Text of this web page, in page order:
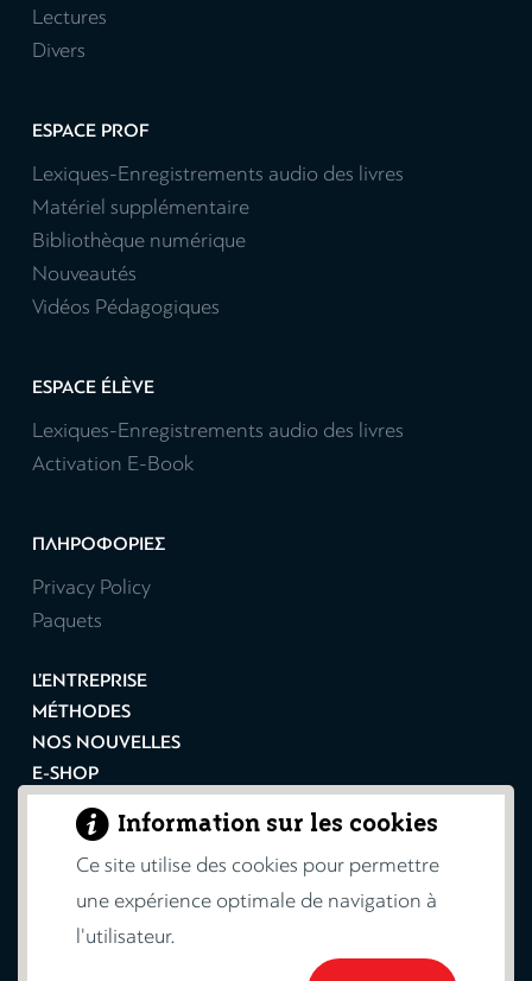
Lectures
Divers
ESPACE PROF
Lexiques-Enregistrements audio des livres
Matériel supplémentaire
Bibliothèque numérique
Nouveautés
Vidéos Pédagogiques
ESPACE ÉLÈVE
Lexiques-Enregistrements audio des livres
Activation E-Book
ΠΛΗΡΟΦΟΡΙΕΣ
Privacy Policy
Paquets
L’ENTREPRISE
MÉTHODES
NOS NOUVELLES
E-SHOP
CONTACT
FOIRE AUX QUESTIONS
INSCRIPTION
Information sur les cookies
Ce site utilise des cookies pour permettre
une expérience optimale de navigation à
l'utilisateur.